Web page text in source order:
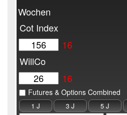
Wochen
Cot Index
16
WillCo
16
1 J 3 J 5 J
Futures & Options Combined